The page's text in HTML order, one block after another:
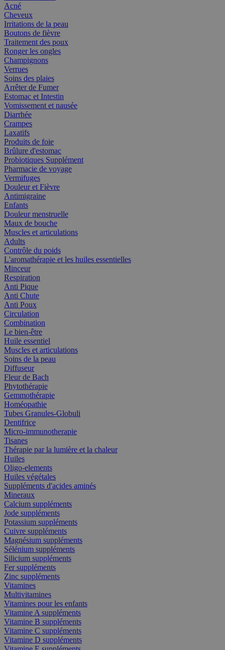
Acné
Cheveux
Irritations de la peau
Boutons de fièvre
Traitement des poux
Ronger les ongles
Champignons
Verrues
Soins des plaies
Arrêter de Fumer
Estomac et Intestin
Vomissement et nausée
Diarrhée
Crampes
Laxatifs
Produits de foie
Brûlure d'estomac
Probiotiques Supplément
Pharmacie de voyage
Vermifuges
Douleur et Fièvre
Antimigraine
Enfants
Douleur menstruelle
Maux de bouche
Muscles et articulations
Adults
Contrôle du poids
L'aromathérapie et les huiles essentielles
Minceur
Respiration
Anti Pique
Anti Chute
Anti Poux
Circulation
Combination
Le bien-être
Huile essentiel
Muscles et articulations
Soins de la peau
Diffuseur
Fleur de Bach
Phytothérapie
Gemmothérapie
Homéopathie
Tubes Granules-Globuli
Dentifrice
Micro-immunotherapie
Tisanes
Thérapie par la lumière et la chaleur
Huiles
Oligo-elements
Huiles végétales
Suppléments d'acides aminés
Mineraux
Calcium suppléments
Jode suppléments
Potassium suppléments
Cuivre suppléments
Magnésium suppléments
Sélénium suppléments
Silicium suppléments
Fer suppléments
Zinc suppléments
Vitamines
Multivitamines
Vitamines pour les enfants
Vitamine A suppléments
Vitamine B suppléments
Vitamine C suppléments
Vitamine D suppléments